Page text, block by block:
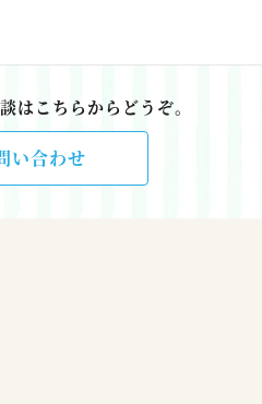
はこちらからどうぞ。
い合わせ